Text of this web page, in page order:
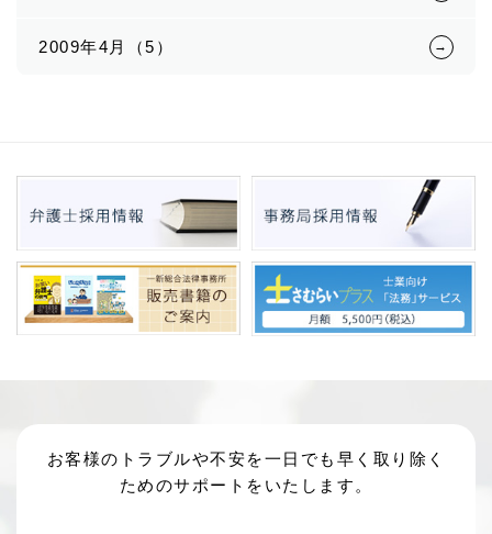
2009年4月（5）
お客様のトラブルや不安を一日でも早く取り除く
ためのサポートをいたします。